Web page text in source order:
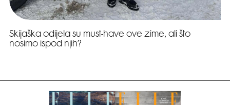
Skijaška odijela su must-have ove zime, ali što
nosimo ispod njih?